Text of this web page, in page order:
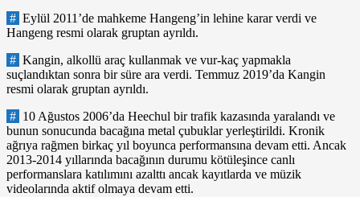
# Eylül 2011’de mahkeme Hangeng’in lehine karar verdi ve
Hangeng resmi olarak gruptan ayrıldı.
# Kangin, alkollü araç kullanmak ve vur-kaç yapmakla
suçlandıktan sonra bir süre ara verdi. Temmuz 2019’da Kangin
resmi olarak gruptan ayrıldı.
# 10 Ağustos 2006’da Heechul bir trafik kazasında yaralandı ve
bunun sonucunda bacağına metal çubuklar yerleştirildi. Kronik
ağrıya rağmen birkaç yıl boyunca performansına devam etti. Ancak
2013-2014 yıllarında bacağının durumu kötüleşince canlı
performanslara katılımını azalttı ancak kayıtlarda ve müzik
videolarında aktif olmaya devam etti.